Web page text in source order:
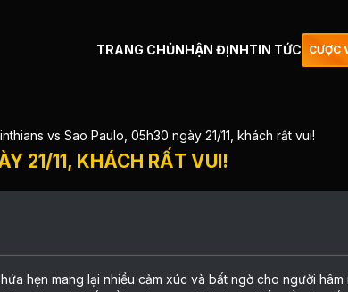
TRANG CHỦNHẬN ĐỊNHTIN TỨC CƯỢC
vs Sao Paulo, 05h30 ngày 21/11, khách rất vui!
21/11, KHÁCH RẤT VUI!
hẹn mang lại nhiều cảm xúc và bất ngờ cho người